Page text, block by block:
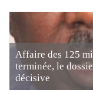
Affaire des 125
terminée, le
décisive